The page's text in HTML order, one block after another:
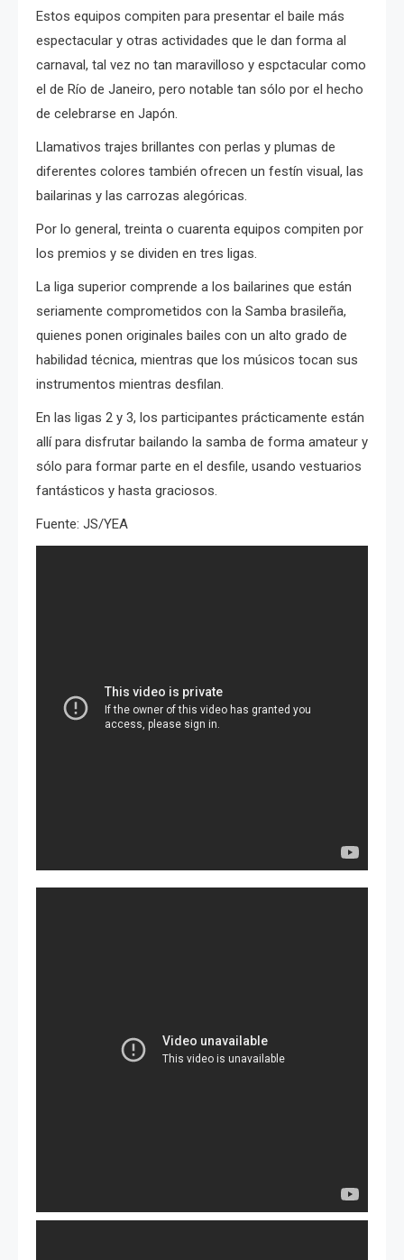
Estos equipos compiten para presentar el baile más
espectacular y otras actividades que le dan forma al
carnaval, tal vez no tan maravilloso y espctacular como
el de Río de Janeiro, pero notable tan sólo por el hecho
de celebrarse en Japón.
Llamativos trajes brillantes con perlas y plumas de
diferentes colores también ofrecen un festín visual, las
bailarinas y las carrozas alegóricas.
Por lo general, treinta o cuarenta equipos compiten por
los premios y se dividen en tres ligas.
La liga superior comprende a los bailarines que están
seriamente comprometidos con la Samba brasileña,
quienes ponen originales bailes con un alto grado de
habilidad técnica, mientras que los músicos tocan sus
instrumentos mientras desfilan.
En las ligas 2 y 3, los participantes prácticamente están
allí para disfrutar bailando la samba de forma amateur y
sólo para formar parte en el desfile, usando vestuarios
fantásticos y hasta graciosos.
Fuente: JS/YEA